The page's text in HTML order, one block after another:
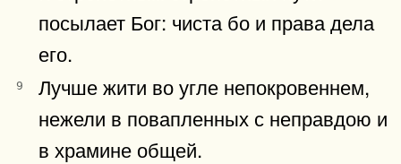
посылает Бог: чиста бо и права дела
его.
9
Лучше жити во угле непокровеннем,
нежели в повапленных с неправдою и
в храмине общей.